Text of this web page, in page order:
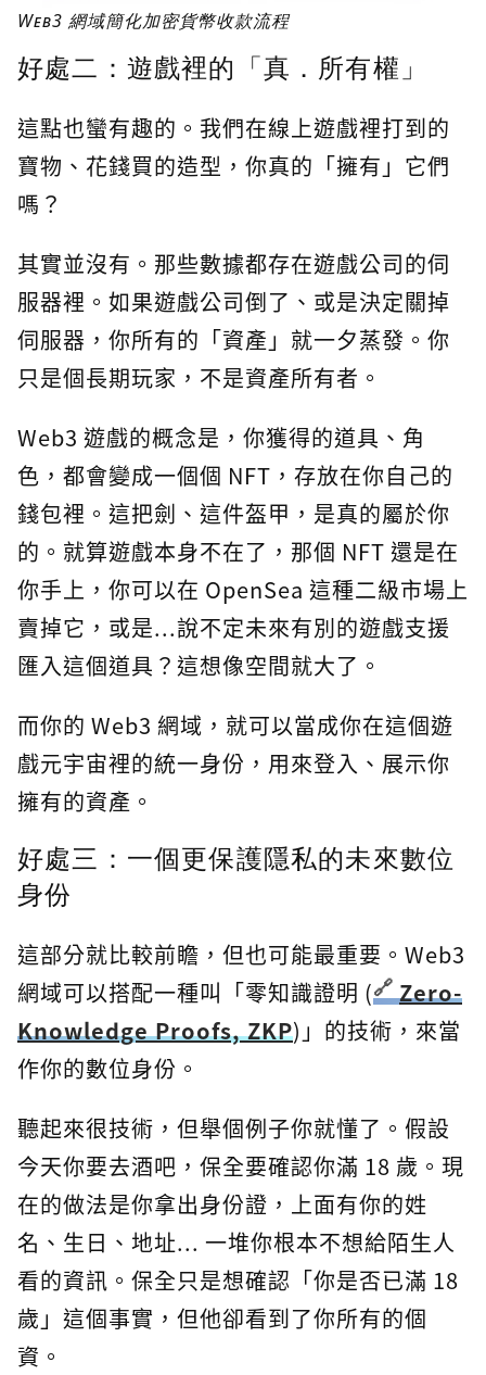
Web3 網域簡化加密貨幣收款流程
好處二：遊戲裡的「真．所有權」
這點也蠻有趣的。我們在線上遊戲裡打到的
寶物、花錢買的造型，你真的「擁有」它們
嗎？
其實並沒有。那些數據都存在遊戲公司的伺
服器裡。如果遊戲公司倒了、或是決定關掉
伺服器，你所有的「資產」就一夕蒸發。你
只是個長期玩家，不是資產所有者。
Web3 遊戲的概念是，你獲得的道具、角
色，都會變成一個個 NFT，存放在你自己的
錢包裡。這把劍、這件盔甲，是真的屬於你
的。就算遊戲本身不在了，那個 NFT 還是在
你手上，你可以在 OpenSea 這種二級市場上
賣掉它，或是...說不定未來有別的遊戲支援
匯入這個道具？這想像空間就大了。
而你的 Web3 網域，就可以當成你在這個遊
戲元宇宙裡的統一身份，用來登入、展示你
擁有的資產。
好處三：一個更保護隱私的未來數位
身份
這部分就比較前瞻，但也可能最重要。Web3
網域可以搭配一種叫「零知識證明 (
Zero-
Knowledge Proofs, ZKP)」的技術，來當
作你的數位身份。
聽起來很技術，但舉個例子你就懂了。假設
今天你要去酒吧，保全要確認你滿 18 歲。現
在的做法是你拿出身份證，上面有你的姓
名、生日、地址... 一堆你根本不想給陌生人
看的資訊。保全只是想確認「你是否已滿 18
歲」這個事實，但他卻看到了你所有的個
資。